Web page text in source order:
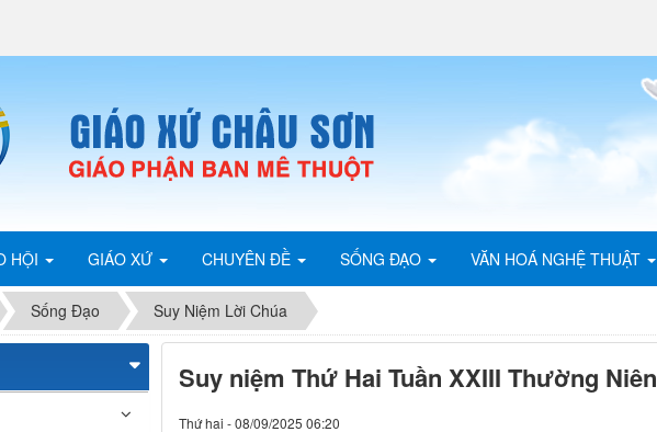
HỘI GIÁO XỨ CHUYÊN ĐỀ SỐNG ĐẠO VĂN HOÁ NGHỆ THUẬT
Sống Đạo Suy Niệm Lời Chúa
Suy niệm Thứ Hai Tuần XXIII Thường Niên
Thứ hai - 08/09/2025 06:20